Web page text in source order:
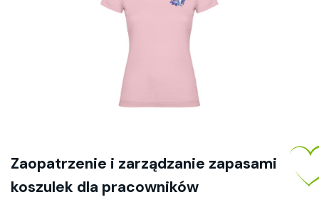
Zaopatrzenie i zarządzanie zapasami
koszulek dla pracowników